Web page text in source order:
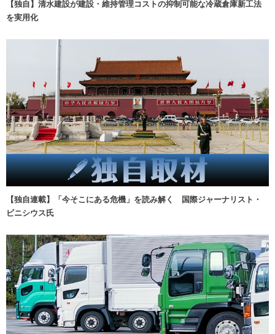
【独自】清水建設が建設・維持管理コストの抑制可能な冷蔵倉庫新工法
を実用化
【独自連載】「今そこにある危機」を読み解く 国際ジャーナリスト・
ビニシウス氏